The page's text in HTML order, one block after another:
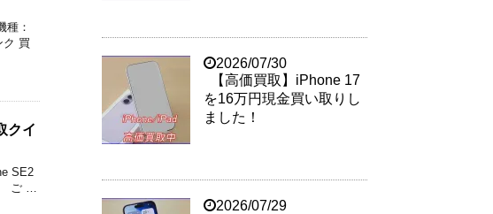
種：
ク 買
クイ
SE2
ご …
2026/07/30
【高価買取】iPhone 17
を16万円現金買い取りし
ました！
2026/07/29